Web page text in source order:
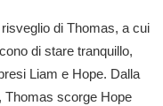
di Thomas, a cui
di stare tranquillo,
Liam e Hope. Dalla
Thomas scorge Hope